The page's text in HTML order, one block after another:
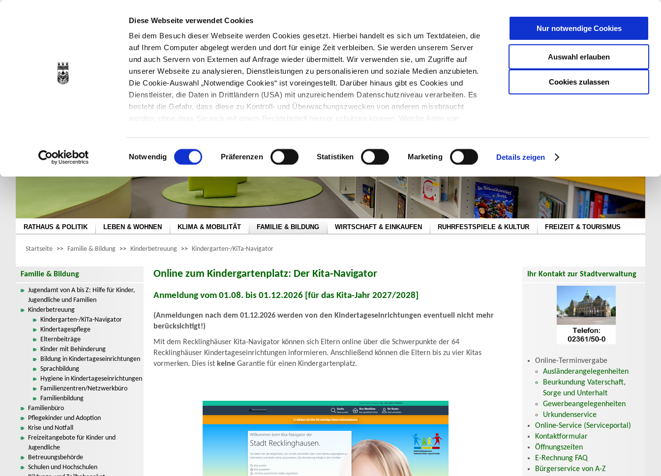
Diese Webseite verwendet Cookies
Bei dem Besuch dieser Webseite werden Cookies gesetzt. Hierbei handelt es sich um Textdateien, die
auf Ihrem Computer abgelegt werden und dort für einige Zeit verbleiben. Sie werden unserem Server
und auch Servern von Externen auf Anfrage wieder übermittelt. Wir verwenden sie, um Zugriffe auf
unserer Webseite zu analysieren, Dienstleistungen zu personalisieren und soziale Medien anzubieten.
Die Cookie-Auswahl „Notwendige Cookies“ ist voreingestellt. Darüber hinaus gibt es Cookies und
Dienstleister, die Daten in Drittländern (USA) mit unzureichendem Datenschutzniveau verarbeiten. Es
besteht die Gefahr, dass diese zu Kontroll- und Überwachungszwecken von anderen missbraucht
werden, ohne dass Sie sich mit einem Rechtsbehelf hiervor schützen können. Welche Arten von
Datenschutzerklärung
entnehmen. Die von Ihnen getroffene Auswahl der gewünschten Cookies kann
jederzeit mit Wirkung für die Zukunft angepasst oder
werden.
Einwilligungsauswahl
Notwendig Präferenzen Statistiken Marketing Details zeigen
Cookies zulassen
Auswahl erlauben
Nur notwendige Cookies
STARTSEITE
SCHRIFTGRÖßE:
RATHAUS & POLITIK LEBEN & WOHNEN KLIMA & MOBILITÄT FAMILIE & BILDUNG WIRTSCHAFT & EINKAUFEN RUHRFESTSPIELE & KULTUR FREIZEIT & TOURISMUS
Startseite >> Familie & Bildung >> Kinderbetreuung >> Kindergarten-/KiTa-Navigator
Familie & Bildung
Jugendamt von A bis Z: Hilfe für Kinder,
Jugendliche und Familien
Kinderbetreuung
Kindergarten-/KiTa-Navigator
Kindertagespflege
Elternbeiträge
Kinder mit Behinderung
Bildung in Kindertageseinrichtungen
Sprachbildung
Hygiene in Kindertageseinrichtungen
Familienzentren/Netzwerkbüro
Familienbildung
Familienbüro
Pflegekinder und Adoption
Krise und Notfall
Freizeitangebote für Kinder und
Jugendliche
Betreuungsbehörde
Schulen und Hochschulen
Online zum Kindergartenplatz: Der Kita-Navigator
Anmeldung vom 01.08. bis 01.12.2026 [für das Kita-Jahr 2027/2028]
(Anmeldungen nach dem 01.12.2026 werden von den Kindertageseinrichtungen eventuell nicht mehr
berücksichtigt!)
Mit dem Recklinghäuser Kita-Navigator können sich Eltern online über die Schwerpunkte der 64
Recklinghäuser Kindertageseinrichtungen informieren. Anschließend können die Eltern bis zu vier Kitas
vormerken. Dies ist keine Garantie für einen Kindergartenplatz.
Ihr Kontakt zur Stadtverwaltung
Online-Terminvergabe
Ausländerangelegenheiten
Beurkundung Vaterschaft,
Sorge und Unterhalt
Gewerbeangelegenheiten
Urkundenservice
Online-Service (Serviceportal)
Kontaktformular
Öffnungszeiten
E-Rechnung FAQ
Bürgerservice von A-Z